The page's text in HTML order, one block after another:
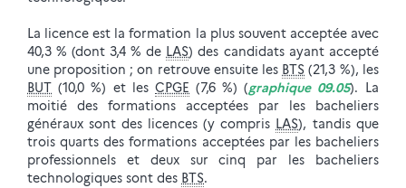
La licence est la formation la plus souvent acceptée avec
40,3 % (dont 3,4 % de LAS) des candidats ayant accepté
une proposition ; on retrouve ensuite les BTS (21,3 %), les
BUT (10,0 %) et les CPGE (7,6 %) (graphique 09.05). La
moitié des formations acceptées par les bacheliers
généraux sont des licences (y compris LAS), tandis que
trois quarts des formations acceptées par les bacheliers
professionnels et deux sur cinq par les bacheliers
technologiques sont des BTS.